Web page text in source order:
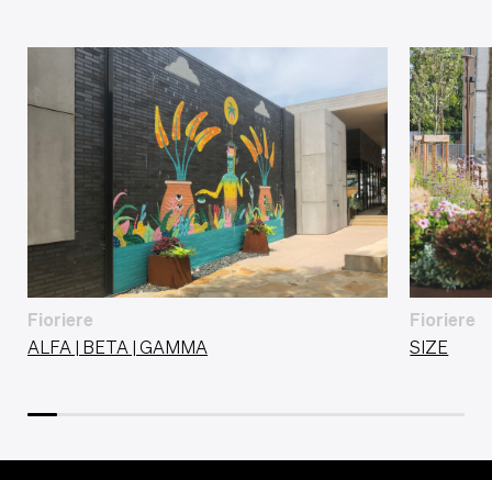
Fioriere
ALFA | BETA | GAMMA
Fioriere
SIZE